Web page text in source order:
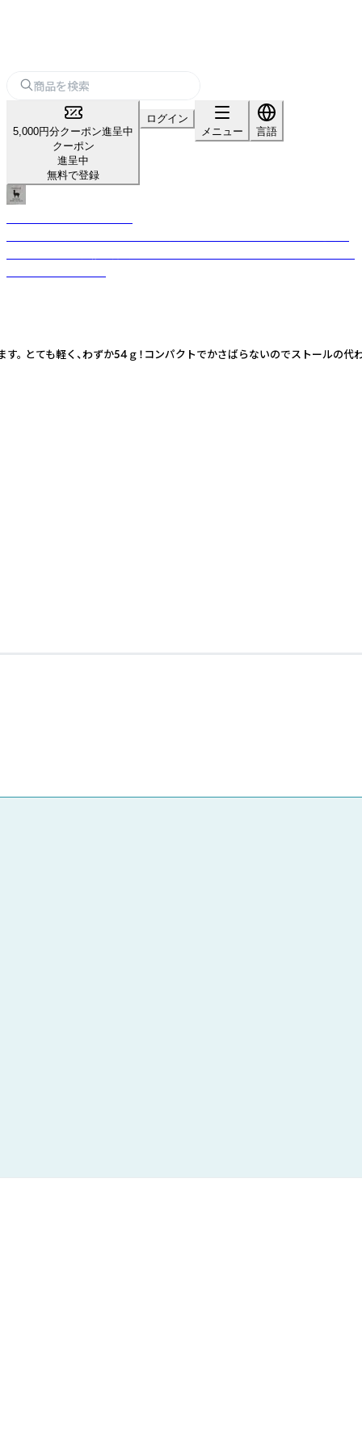
5,000円分クーポン進呈中
クーポン
進呈中
無料で登録
ログイン
メニュー
言語
とても軽く、わずか54ｇ！コンパクトでかさばらないのでストールの